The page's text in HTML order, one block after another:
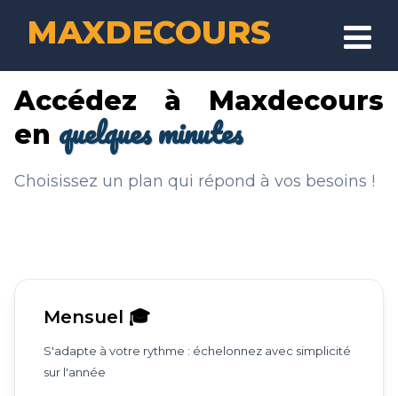
MAXDECOURS
CONTACT
SE CONNECTER
Accédez à Maxdecours
en quelques minutes
Choisissez un plan qui répond à vos besoins !
Mensuel 🎓
S'adapte à votre rythme : échelonnez avec simplicité
sur l'année